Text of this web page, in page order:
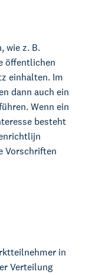
wie z. B.
öffentlichen
einhalten. Im
dann auch ein
Wenn ein
besteht
Vorschriften
in
Verteilung